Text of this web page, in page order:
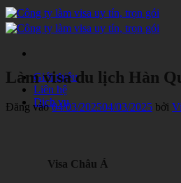
Bỏ
qua
nội
Giới thiệu
Liên hệ
Dịch vụ
Visa Châu Á
Làm visa du lịch Hàn
Đăng vào04/03/202504/03/2025 bởi